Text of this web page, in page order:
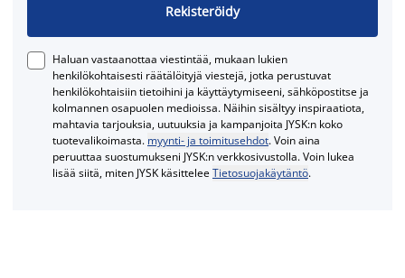
Rekisteröidy
Haluan vastaanottaa viestintää, mukaan lukien
henkilökohtaisesti räätälöityjä viestejä, jotka perustuvat
henkilökohtaisiin tietoihini ja käyttäytymiseeni, sähköpostitse ja
kolmannen osapuolen medioissa. Näihin sisältyy inspiraatiota,
mahtavia tarjouksia, uutuuksia ja kampanjoita JYSK:n koko
tuotevalikoimasta. myynti- ja toimitusehdot. Voin aina
peruuttaa suostumukseni JYSK:n verkkosivustolla. Voin lukea
lisää siitä, miten JYSK käsitteleeTietosuojakäytäntö.